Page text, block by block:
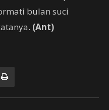
bulan suci
(Ant)